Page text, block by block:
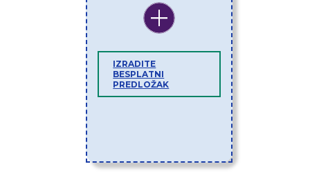
IZRADITE
BESPLATNI
PREDLOŽAK